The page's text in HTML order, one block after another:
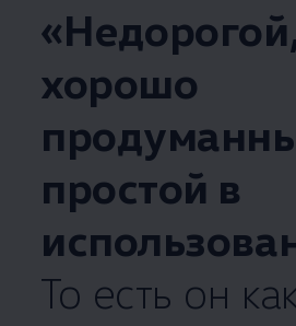
хорошо
простой в
То есть он